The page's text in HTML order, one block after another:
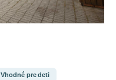
Vhodné pre deti